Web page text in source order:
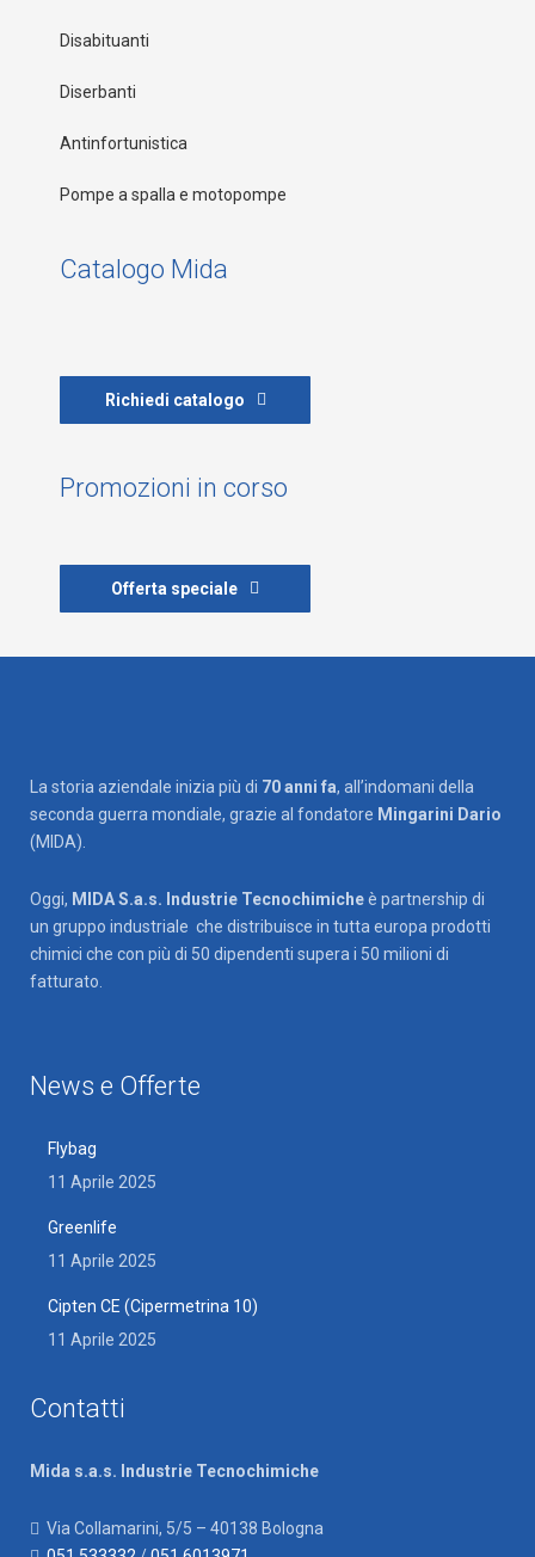
Disabituanti
Diserbanti
Antinfortunistica
Pompe a spalla e motopompe
Catalogo Mida
Richiedi catalogo
Promozioni in corso
Offerta speciale
La storia aziendale inizia più di 70 anni fa, all’indomani della
seconda guerra mondiale, grazie al fondatore Mingarini Dario
(MIDA).
Oggi, MIDA S.a.s. Industrie Tecnochimicheè partnership di
un gruppo industriale che distribuisce in tutta europa prodotti
chimici che con più di 50 dipendenti supera i 50 milioni di
fatturato.
News e Offerte
Flybag
11 Aprile 2025
Greenlife
11 Aprile 2025
Cipten CE (Cipermetrina 10)
11 Aprile 2025
Contatti
Mida s.a.s. Industrie Tecnochimiche
Via Collamarini, 5/5 – 40138 Bologna